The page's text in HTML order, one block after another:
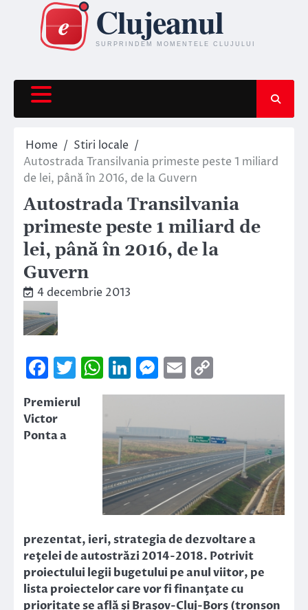
content
Home
Stiri locale
Autostrada Transilvania primeste peste 1 miliard
de lei, până în 2016, de la Guvern
Autostrada Transilvania
primeste peste 1 miliard de
lei, până în 2016, de la
Guvern
4 decembrie 2013
Facebook
Twitter
WhatsApp
LinkedIn
Messenger
Email
Link
Premierul
Victor
Ponta a
prezentat, ieri, strategia de dezvoltare a
reţelei de autostrăzi 2014-2018. Potrivit
proiectului legii bugetului pe anul viitor, pe
lista proiectelor care vor fi finanţate cu
prioritate se află şi Braşov-Cluj-Borş (tronson